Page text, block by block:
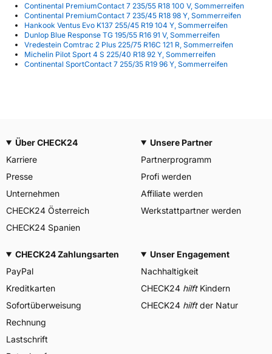
Continental PremiumContact 7 235/55 R18 100 V, Sommerreifen
Continental PremiumContact 7 235/45 R18 98 Y, Sommerreifen
Hankook Ventus Evo K137 255/45 R19 104 Y, Sommerreifen
Dunlop Blue Response TG 195/55 R16 91 V, Sommerreifen
Vredestein Comtrac 2 Plus 225/75 R16C 121 R, Sommerreifen
Michelin Pilot Sport 4 S 225/40 R18 92 Y, Sommerreifen
Continental SportContact 7 255/35 R19 96 Y, Sommerreifen
Über CHECK24
Karriere
Presse
Unternehmen
CHECK24 Österreich
CHECK24 Spanien
Unsere Partner
Partnerprogramm
Profi werden
Affiliate werden
Werkstattpartner werden
CHECK24 Zahlungsarten
PayPal
Kreditkarten
Sofortüberweisung
Rechnung
Lastschrift
Unser Engagement
Nachhaltigkeit
CHECK24 hilftKindern
CHECK24 hilftder Natur